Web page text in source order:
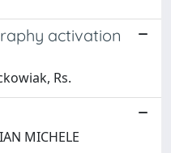
activation
Rs.
MICHELE